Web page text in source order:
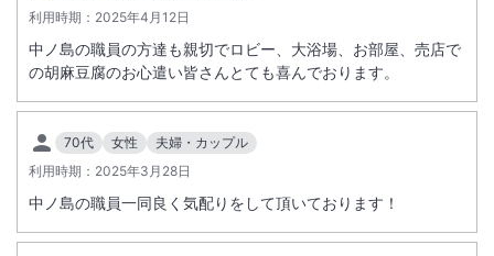
利用時期： 2025年4月12日
中ノ島の職員の方達も親切でロビー、大浴場、お部屋、売店で
の胡麻豆腐のお心遣い皆さんとても喜んでおります。
70代 女性
夫婦・カップル
利用時期： 2025年3月28日
中ノ島の職員一同良く気配りをして頂いております！